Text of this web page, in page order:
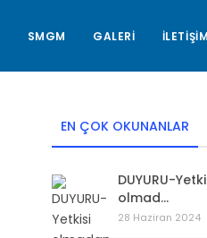
SMGM GALERİ İLETİŞİM
EN ÇOK OKUNANLAR
DUYURU-
olmad...
28 Haziran 2024